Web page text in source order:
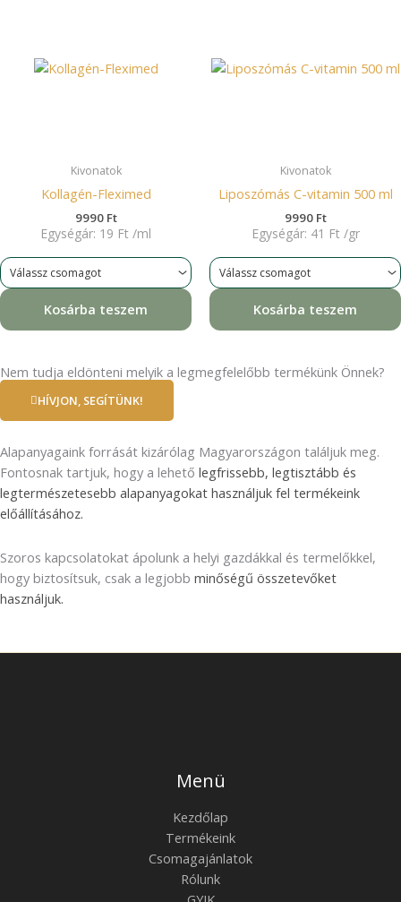
Kivonatok
Kollagén-Fleximed
9990 Ft
Egységár: 19 Ft /ml
Kosárba teszem
Kivonatok
Liposzómás C-vitamin 500 ml
9990 Ft
Egységár: 41 Ft /gr
Kosárba teszem
Nem tudja eldönteni melyik a legmegfelelőbb termékünk Önnek?
HÍVJON, SEGÍTÜNK!
Alapanyagaink forrását kizárólag Magyarországon találjuk meg.
Fontosnak tartjuk, hogy a lehető legfrissebb, legtisztább és
legtermészetesebb alapanyagokat használjuk fel termékeink
előállításához.
Szoros kapcsolatokat ápolunk a helyi gazdákkal és termelőkkel,
hogy biztosítsuk, csak a legjobb minőségű összetevőket
használjuk.
Menü
Kezdőlap
Termékeink
Csomagajánlatok
Rólunk